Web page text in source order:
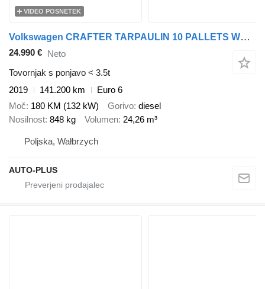
VIDEO POSNETEK
Volkswagen CRAFTER TARPAULIN 10 PALLETS WEBASTO CRUISE CONTROL LED LIGHTS 1
24.990 € Neto
Tovornjak s ponjavo < 3.5t
2019
141.200 km
Euro 6
Moč 180 KM (132 kW) Gorivo diesel
Nosilnost 848 kg Volumen 24,26 m³
Poljska, Wałbrzych
AUTO-PLUS